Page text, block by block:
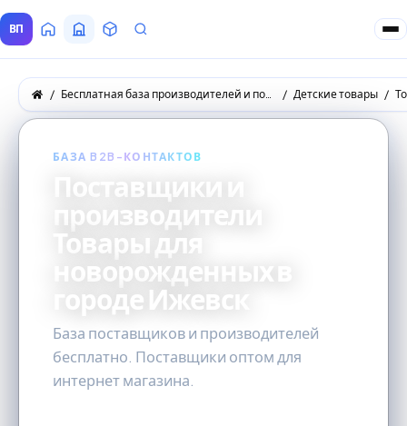
ВП ГлавнаяВсе Поставщики
ТоварыЗапросы покупателей
Бесплатная база производителей и поставщиков товаров оптом Детские товары
БАЗА B2B-КОНТАКТОВ
Поставщики и
производители
Товары для
новорожденных в
городе Ижевск
База поставщиков и производителей
бесплатно. Поставщики оптом для
интернет магазина.